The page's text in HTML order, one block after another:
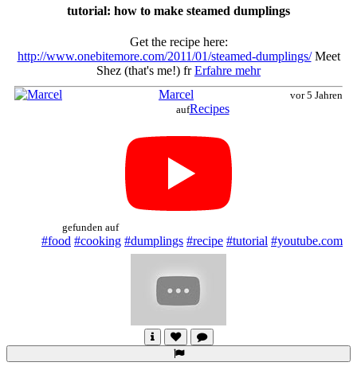
tutorial: how to make steamed dumplings
Get the recipe here:
http://www.onebitemore.com/2011/01/steamed-dumplings/Meet
Shez (that's me!) fr Erfahre mehr
Marcel
vor 5 Jahren
aufRecipes
gefunden auf
#food #cooking #dumplings #recipe #tutorial #youtube.com